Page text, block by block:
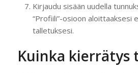
Kirjaudu sisään uudella
“Profiili”-osioon aloittaaksesi
talletuksesi.
Kuinka kierrätys